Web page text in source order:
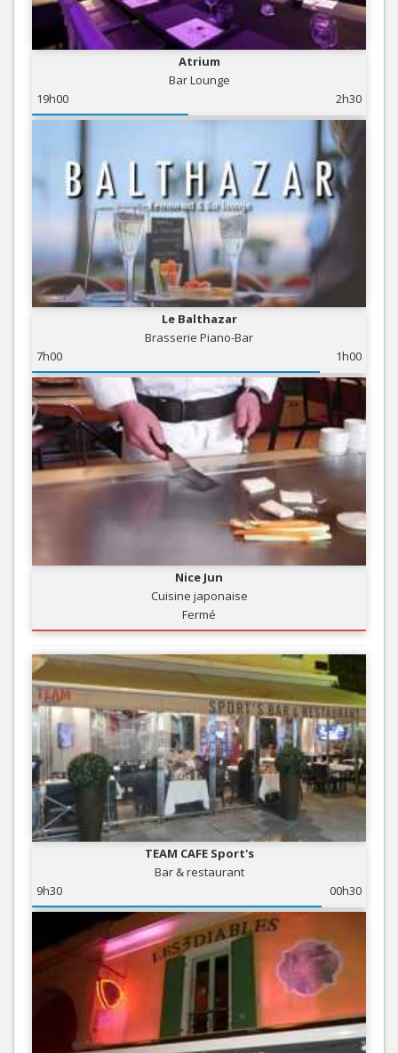
Atrium
Bar Lounge
19h00
2h30
Le Balthazar
Brasserie Piano-Bar
7h00
1h00
Nice Jun
Cuisine japonaise
Fermé
TEAM CAFE Sport's
Bar & restaurant
9h30
00h30